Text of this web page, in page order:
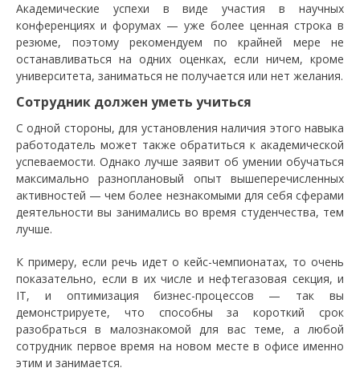
Академические успехи в виде участия в научных
конференциях и форумах — уже более ценная строка в
резюме, поэтому рекомендуем по крайней мере не
останавливаться на одних оценках, если ничем, кроме
университета, заниматься не получается или нет желания.
Сотрудник должен уметь учиться
С одной стороны, для установления наличия этого навыка
работодатель может также обратиться к академической
успеваемости. Однако лучше заявит об умении обучаться
максимально разноплановый опыт вышеперечисленных
активностей — чем более незнакомыми для себя сферами
деятельности вы занимались во время студенчества, тем
лучше.
К примеру, если речь идет о кейс-чемпионатах, то очень
показательно, если в их числе и нефтегазовая секция, и
IT, и оптимизация бизнес-процессов — так вы
демонстрируете, что способны за короткий срок
разобраться в малознакомой для вас теме, а любой
сотрудник первое время на новом месте в офисе именно
этим и занимается.